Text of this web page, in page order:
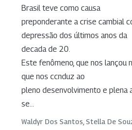
Brasil teve como causa
preponderante a crise cambial
depressão dos últimos anos da
decada de 20.
Este fenômeno, que nos lançou
que nos ccnduz ao
pleno desenvolvimento e plena
se...
Waldyr Dos Santos, Stella De